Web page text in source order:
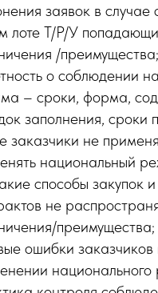
заявок в случае
лоте Т/Р/У
/преимущества;
о соблюдении
– сроки, форма,
заполнения, сроки
заказчики не
национальный
способы закупок
не
преимущества;
ошибки заказчиков